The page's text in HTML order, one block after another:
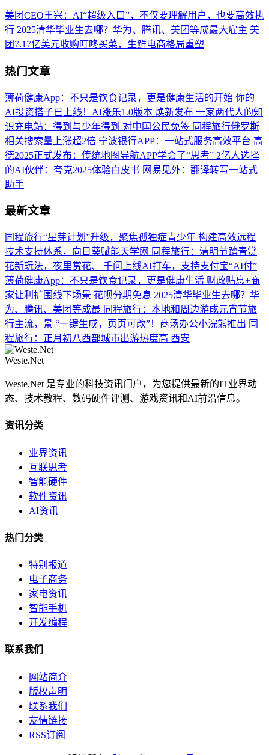
美团CEO王兴：AI“超级入口”，不仅要理解用户，也要高效执
行 2025清华毕业生去哪？华为、腾讯、美团等成最大雇主 美
团7.17亿美元收购叮咚买菜，生鲜电商格局重塑
热门文章
薄荷健康App：不只是饮食记录，更是健康生活的开始 你的
AI投资搭子已上线！AI涨乐1.0版本 焕新发布 一家两代人的知
识充电站：得到与少年得到 对中国公民免签 同程旅行俄罗斯
相关搜索量上涨超2倍 宁波银行APP：一站式服务高效平台 高
德2025正式发布：传统地图导航APP学会了“思考” 2亿人选择
的AI伙伴：夸克2025体验白皮书 网易见外：翻译转写一站式
助手
最新文章
同程旅行“星芽计划”升级，聚焦孤独症青少年 构建高效远程
技术支持体系，向日葵赋能天学网 同程旅行：清明节踏青赏
花新玩法，夜里赏花、
千问上线AI打车，支持支付宝“AI付”
薄荷健康App：不只是饮食记录，更是健康生活 财政贴息+商
家让利扩围线下场景 花呗分期免息 2025清华毕业生去哪？华
为、腾讯、美团等成最 同程旅行：本地和周边游成元宵节旅
行主流，景 “一键生成，页页可改”！商汤办公小浣熊推出 同
程旅行：正月初八西部城市出游热度高 西安
Weste.Net
Weste.Net 是专业的科技资讯门户，为您提供最新的IT业界动
态、技术教程、数码硬件评测、游戏资讯和AI前沿信息。
资讯分类
业界资讯
互联思考
智能硬件
软件资讯
AI资讯
热门分类
特别报道
电子商务
家电资讯
智能手机
开发编程
联系我们
网站简介
版权声明
联系我们
友情链接
RSS订阅